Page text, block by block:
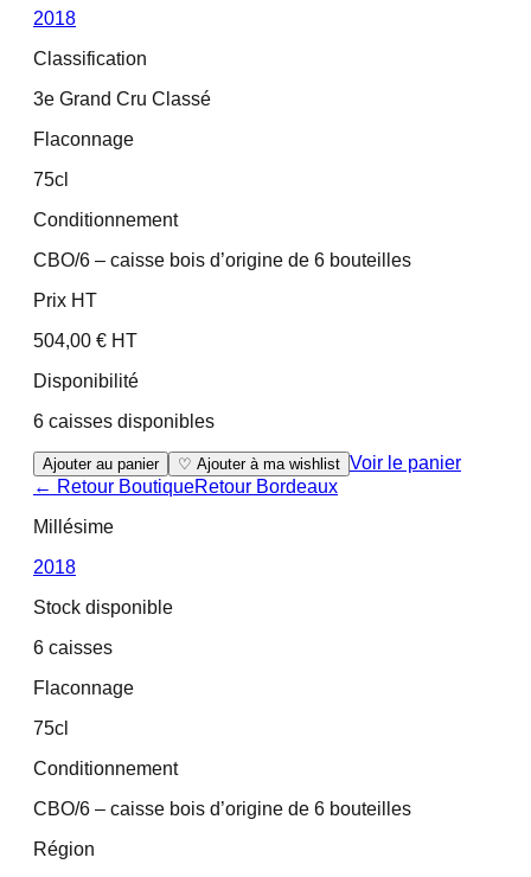
2018
Classification
3e Grand Cru Classé
Flaconnage
75cl
Conditionnement
CBO/6 – caisse bois d’origine de 6 bouteilles
Prix HT
504,00 € HT
Disponibilité
6 caisses disponibles
Ajouter au panier ♡ Ajouter à ma wishlist Voir le panier
← Retour BoutiqueRetour Bordeaux
Millésime
2018
Stock disponible
6 caisses
Flaconnage
75cl
Conditionnement
CBO/6 – caisse bois d’origine de 6 bouteilles
Région